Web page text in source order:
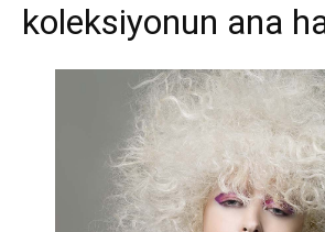
koleksiyonun ana